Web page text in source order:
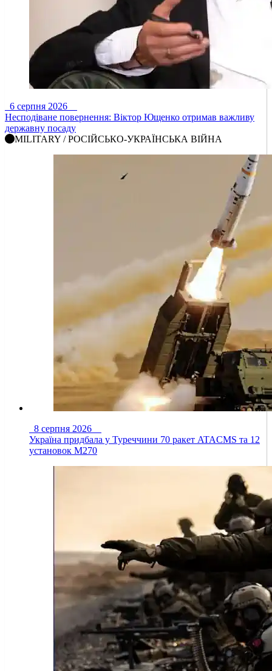
6 серпня 2026
Несподіване повернення: Віктор Ющенко отримав важливу
державну посаду
MILITARY / РОСІЙСЬКО-УКРАЇНСЬКА ВІЙНА
8 серпня 2026
Україна придбала у Туреччини 70 ракет ATACMS та 12
установок M270